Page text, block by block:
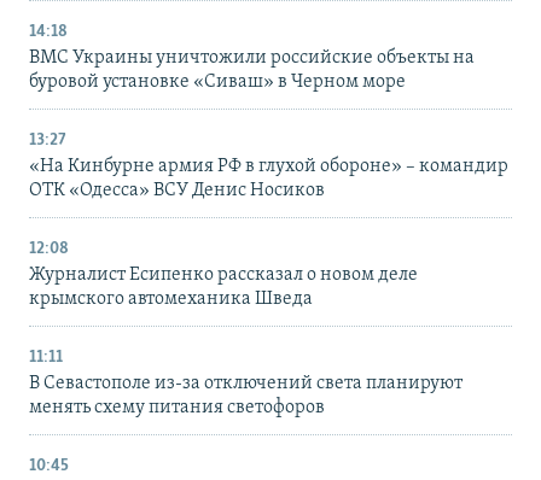
14:18
ВМС Украины уничтожили российские объекты на
буровой установке «Сиваш» в Черном море
13:27
«На Кинбурне армия РФ в глухой обороне» – командир
ОТК «Одесса» ВСУ Денис Носиков
12:08
Журналист Есипенко рассказал о новом деле
крымского автомеханика Шведа
11:11
В Севастополе из-за отключений света планируют
менять схему питания светофоров
10:45